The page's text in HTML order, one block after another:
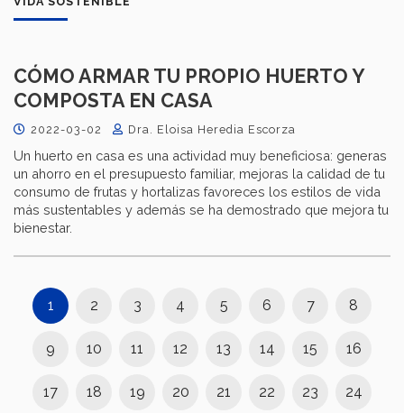
CÓMO ARMAR TU PROPIO HUERTO Y
COMPOSTA EN CASA
2022-03-02 Dra. Eloisa Heredia Escorza
Un huerto en casa es una actividad muy beneficiosa: generas
un ahorro en el presupuesto familiar, mejoras la calidad de tu
consumo de frutas y hortalizas favoreces los estilos de vida
más sustentables y además se ha demostrado que mejora tu
bienestar.
1 2 3 4 5 6 7 8
9 10 11 12 13 14 15 16
17 18 19 20 21 22 23 24